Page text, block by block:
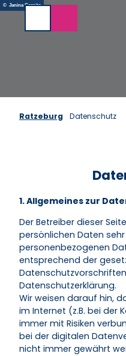
Z
l
© Janina Carnitz
Ratzeburg Datenschutz
1. Allgemeines zur
Der Betreiber dieser
persönlichen Daten
personenbezogenen
entsprechend der
Datenschutzerklärung.
Wir weisen darauf hin,
im Internet (z.B. bei der
immer mit Risiken
bei der digitalen
nicht immer gewährt